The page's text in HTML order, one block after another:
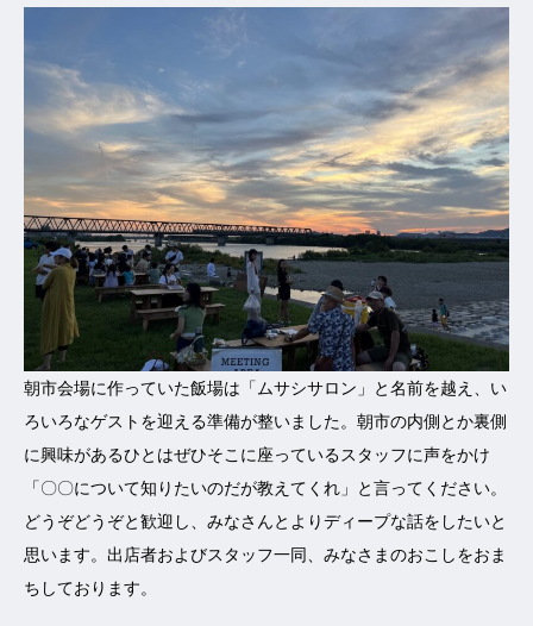
朝市会場に作っていた飯場は「ムサシサロン」と名前を越え、い
ろいろなゲストを迎える準備が整いました。朝市の内側とか裏側
に興味があるひとはぜひそこに座っているスタッフに声をかけ
「〇〇について知りたいのだが教えてくれ」と言ってください。
どうぞどうぞと歓迎し、みなさんとよりディープな話をしたいと
思います。 出店者およびスタッフ一同、みなさまのおこしをおま
ちしております。